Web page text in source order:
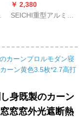
￥ 2,380
SEICHI重型アルミン
ルナノトラック·マル
ポ-ル静音レ-ル象牙
白-双軌頂装-毎米价格
身既製のカーン
窓窓外光遮断熱